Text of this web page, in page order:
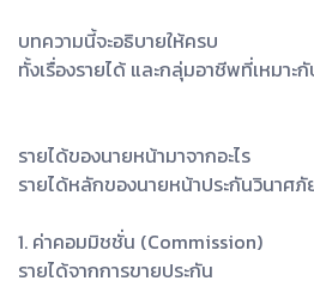
บทความนี้จะอธิบายให้ครบ
ทั้งเรื่องรายได้ และกลุ่มอาชีพที่เหมาะ
รายได้ของนายหน้ามาจากอะไร
รายได้หลักของนายหน้าประกันวินาศภั
1. ค่าคอมมิชชั่น (Commission)
รายได้จากการขายประกัน